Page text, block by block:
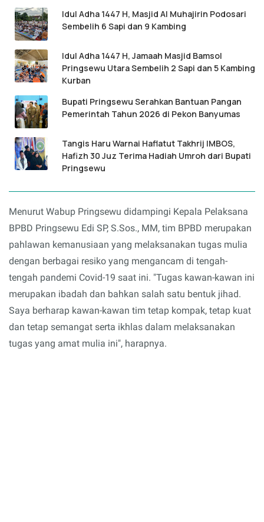
Idul Adha 1447 H, Masjid Al Muhajirin Podosari
Sembelih 6 Sapi dan 9 Kambing
Idul Adha 1447 H, Jamaah Masjid Bamsol
Pringsewu Utara Sembelih 2 Sapi dan 5 Kambing
Kurban
Bupati Pringsewu Serahkan Bantuan Pangan
Pemerintah Tahun 2026 di Pekon Banyumas
Tangis Haru Warnai Haflatut Takhrij IMBOS,
Hafizh 30 Juz Terima Hadiah Umroh dari Bupati
Pringsewu
Menurut Wabup Pringsewu didampingi Kepala Pelaksana
BPBD Pringsewu Edi SP, S.Sos., MM, tim BPBD merupakan
pahlawan kemanusiaan yang melaksanakan tugas mulia
dengan berbagai resiko yang mengancam di tengah-
tengah pandemi Covid-19 saat ini. "Tugas kawan-kawan ini
merupakan ibadah dan bahkan salah satu bentuk jihad.
Saya berharap kawan-kawan tim tetap kompak, tetap kuat
dan tetap semangat serta ikhlas dalam melaksanakan
tugas yang amat mulia ini", harapnya.